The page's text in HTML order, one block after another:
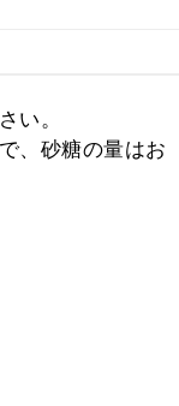
い。
、砂糖の量はお